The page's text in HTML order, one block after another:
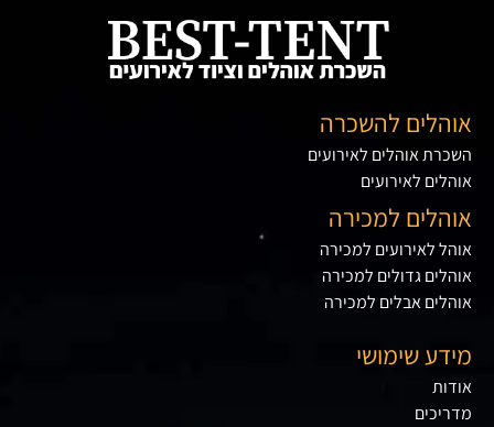
אוהלים להשכרה
השכרת אוהלים לאירועים
אוהלים לאירועים
אוהלים למכירה
אוהל לאירועים למכירה
אוהלים גדולים למכירה
אוהלים אבלים למכירה
מידע שימושי
אודות
מדריכים